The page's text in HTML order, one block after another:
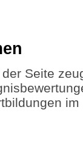
Seite
im